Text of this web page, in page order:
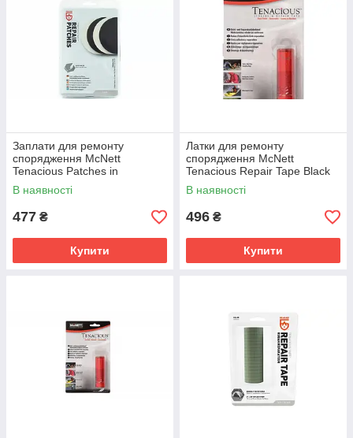
Заплати для ремонту
спорядження McNett
Tenacious Patches in
Clamshell 2022
В наявності
477 ₴
Купити
Латки для ремонту
спорядження McNett
Tenacious Repair Tape Black
RipStop Nylon 7.6cm wide
2025
В наявності
496 ₴
Купити